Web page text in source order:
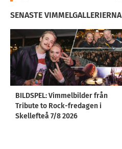
SENASTE VIMMELGALLERIERNA
BILDSPEL: Vimmelbilder från
Tribute to Rock-fredagen i
Skellefteå 7/8 2026